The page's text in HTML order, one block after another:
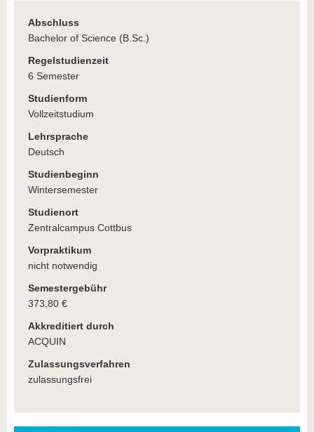
Abschluss
Bachelor of Science (B.Sc.)
Regelstudienzeit
6 Semester
Studienform
Vollzeitstudium
Lehrsprache
Deutsch
Studienbeginn
Wintersemester
Studienort
Zentralcampus Cottbus
Vorpraktikum
nicht notwendig
Semestergebühr
373,80 €
Akkreditiert durch
ACQUIN
Zulassungsverfahren
zulassungsfrei